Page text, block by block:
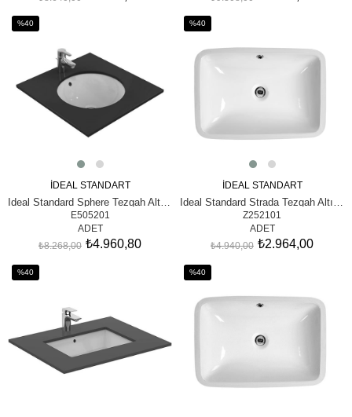
SEPETE EKLE
%40
İDEAL STANDART
E505201
ADET
₺4.960,80
₺8.268,00
SEPETE EKLE
%40
%40İndirim
İDEAL STANDART
Z252101
ADET
₺2.964,00
₺4.940,00
%40
%40
%40İndirim